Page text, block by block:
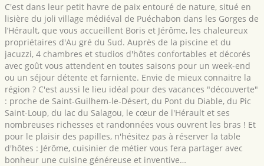
C'est dans leur petit havre de paix entouré de nature, situé en
lisière du joli village médiéval de Puéchabon dans les Gorges de
l’Hérault, que vous accueillent Boris et Jérôme, les chaleureux
propriétaires d'Au gré du Sud. Auprès de la piscine et du
jacuzzi, 4 chambres et studios d'hôtes confortables et décorés
avec goût vous attendent en toutes saisons pour un week-end
ou un séjour détente et farniente. Envie de mieux connaitre la
région ? C'est aussi le lieu idéal pour des vacances "découverte"
: proche de Saint-Guilhem-le-Désert, du Pont du Diable, du Pic
Saint-Loup, du lac du Salagou, le cœur de l'Hérault et ses
nombreuses richesses et randonnées vous ouvrent les bras ! Et
pour le plaisir des papilles, n'hésitez pas à réserver la table
d'hôtes : Jérôme, cuisinier de métier vous fera partager avec
bonheur une cuisine généreuse et inventive…